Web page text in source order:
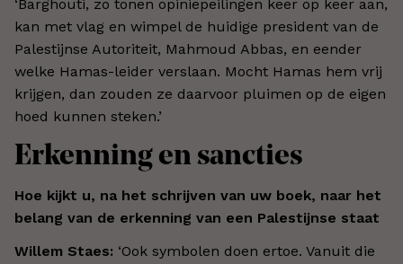
‘ Barghouti, zo tonen opiniepeilingen keer op keer aan,
kan met vlag en wimpel de huidige president van de
Palestijnse Autoriteit, Mahmoud Abbas, en eender
welke Hamas-leider verslaan. Mocht Hamas hem vrij
krijgen, dan zouden ze daarvoor pluimen op de eigen
hoed kunnen steken.’
Erkenning en sancties
Hoe kijkt u, na het schrijven van uw boek, naar het
belang van de erkenning van een Palestijnse staat
Willem Staes: ‘Ook symbolen doen ertoe. Vanuit die